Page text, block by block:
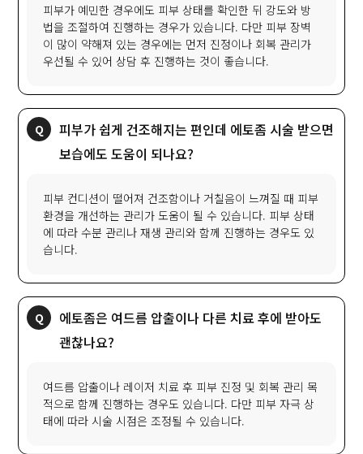
피부가 예민한 경우에도 피부 상태를 확인한 뒤 강도와 방
법을 조절하여 진행하는 경우가 있습니다. 다만 피부 장벽
이 많이 약해져 있는 경우에는 먼저 진정이나 회복 관리가
우선될 수 있어 상담 후 진행하는 것이 좋습니다.
피부가 쉽게 건조해지는 편인데 에토좀 시술 받으면
보습에도 도움이 되나요?
피부 컨디션이 떨어져 건조함이나 거칠음이 느껴질 때 피부
환경을 개선하는 관리가 도움이 될 수 있습니다. 피부 상태
에 따라 수분 관리나 재생 관리와 함께 진행하는 경우도 있
습니다.
에토좀은 여드름 압출이나 다른 치료 후에 받아도
괜찮나요?
여드름 압출이나 레이저 치료 후 피부 진정 및 회복 관리 목
적으로 함께 진행하는 경우도 있습니다. 다만 피부 자극 상
태에 따라 시술 시점은 조정될 수 있습니다.